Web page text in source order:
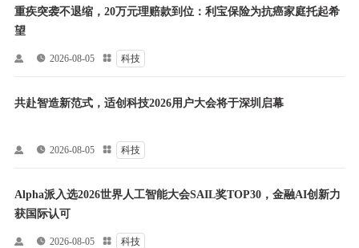
重疾突袭不退缩，20万元理赔款到位：利宝保险为抗癌家庭托起希
望
  2026-08-05  科技
共赴智造新范式，适创科技2026用户大会将于深圳启幕
  2026-08-05  科技
Alpha派入选2026世界人工智能大会SAIL奖TOP30，金融AI创新力
获国际认可
  2026-08-05  科技